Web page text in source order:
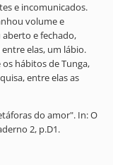
e incomunicados.
volume e
aberto e fechado,
elas, um lábio.
hábitos de Tunga,
entre elas as
do amor". In: O
2, p.D1.